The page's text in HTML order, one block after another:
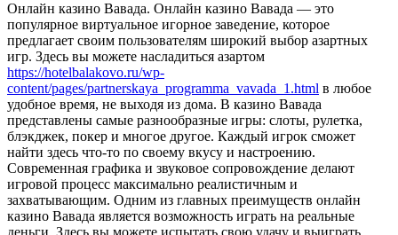
Oнлaйн кaзинo Вaвaдa. Онлайн казино Вавада — это
популярное виртуальное игорное заведение, которое
предлагает своим пользователям широкий выбор азартных
игр. Здесь вы можете насладиться азартом
https://hotelbalakovo.ru/wp-
content/pages/partnerskaya_programma_vavada_1.html в любое
удобное время, не выходя из дома. В казино Вавада
представлены самые разнообразные игры: слоты, рулетка,
блэкджек, покер и многое другое. Каждый игрок сможет
найти здесь что-то по своему вкусу и настроению.
Современная графика и звуковое сопровождение делают
игровой процесс максимально реалистичным и
захватывающим. Одним из главных преимуществ онлайн
казино Вавада является возможность играть на реальные
деньги. Здесь вы можете испытать свою удачу и выиграть